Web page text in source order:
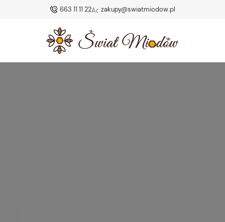
663 11 11 22 zakupy@swiatmiodow.pl